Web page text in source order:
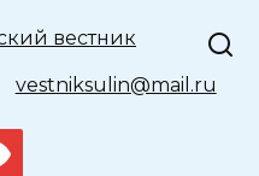
vestniksulin@mail.ru